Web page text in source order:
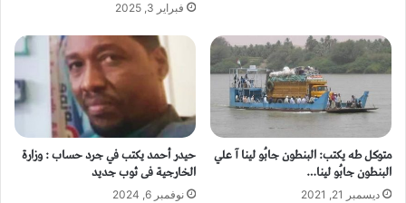
فبراير 3, 2025
متوكل طه يكتب: البنطون جابُو لينا آ علي
البنطون جابُو لينا…
ديسمبر 21, 2021
حيدر أحمد يكتب في جرد حساب : وزارة
الخارجية فى ثوب جديد
نوفمبر 6, 2024